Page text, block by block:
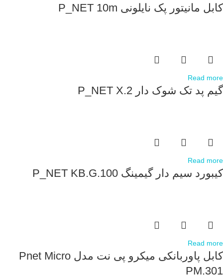
کابل مانیتور پک نایلونی P_NET 10m
Read more
گیم پد تک شوک دار P_NET X.2
Read more
کیبورد سیم دار گیمینگ P_NET KB.G.100
Read more
کابل پاوربانکی میکرو پی نت مدل Pnet Micro
PM.301